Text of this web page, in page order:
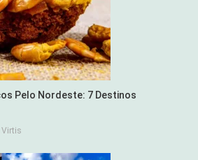
Pelo Nordeste: 7 Destinos
Virtis